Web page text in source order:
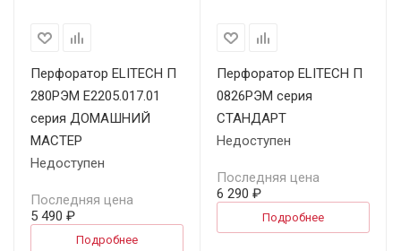
Перфоратор ELITECH П
280РЭМ E2205.017.01
серия ДОМАШНИЙ
МАСТЕР
Недоступен
Последняя цена
5 490 ₽
Подробнее
Перфоратор ELITECH П
0826РЭМ серия
СТАНДАРТ
Недоступен
Последняя цена
6 290 ₽
Подробнее